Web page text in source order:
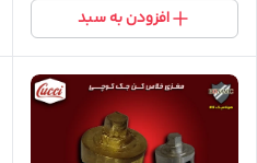
افزودن به سبد